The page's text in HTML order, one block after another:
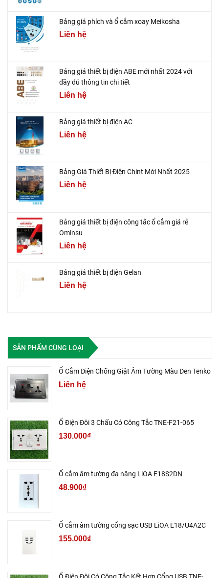
Bảng giá phích và ổ cắm xoay Meikosha
Liên hệ
Bảng giá thiết bị điện ABE mới nhất 2024 với
đầy đủ thông tin chi tiết
Liên hệ
Bảng giá thiết bị điện AC
Liên hệ
Bảng Giá Thiết Bị Điện Chint Mới Nhất 2025
Liên hệ
Bảng giá thiết bị điện công tắc ổ cắm giá rẻ
Ominsu
Liên hệ
Bảng giá thiết bị điện Gelan
Liên hệ
SẢN PHẨM CÙNG LOẠI
Ổ Cắm Điện Chống Giật Âm Tường Màu Đen Tenko
Liên hệ
Ổ Điện Đôi 3 Chấu Có Công Tắc TNE-F21-065
130.000₫
Ổ cắm âm tường đa năng LiOA E18S2DN
48.900₫
Ổ cắm âm tường cổng sạc USB LiOA E18/U4A2C
155.000₫